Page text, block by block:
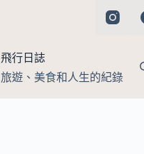
飛行日誌
旅遊、美食和人生的紀錄